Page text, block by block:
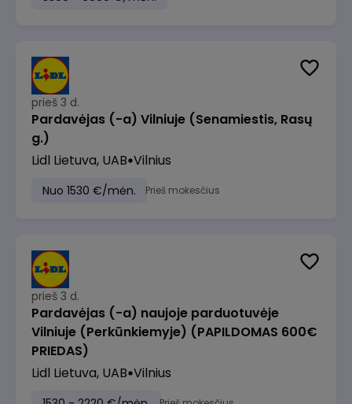
prieš 3 d.
Pardavėjas (-a) Vilniuje (Senamiestis, Rasų
g.)
Lidl Lietuva, UAB Vilnius
Nuo 1530 €/mėn. Prieš mokesčius
prieš 3 d.
Pardavėjas (-a) naujoje parduotuvėje
Vilniuje (Perkūnkiemyje) (PAPILDOMAS 600€
PRIEDAS)
Lidl Lietuva, UAB Vilnius